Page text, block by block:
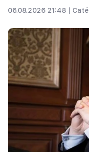
06.08.2026 21:48 |